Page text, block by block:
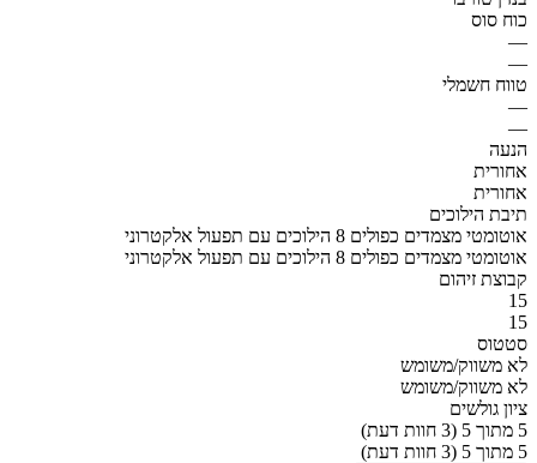
כוח סוס
—
—
טווח חשמלי
—
—
הנעה
אחורית
אחורית
תיבת הילוכים
אוטומטי מצמדים כפולים 8 הילוכים עם תפעול אלקטרוני
אוטומטי מצמדים כפולים 8 הילוכים עם תפעול אלקטרוני
קבוצת זיהום
15
15
סטטוס
לא משווק/משומש
לא משווק/משומש
ציון גולשים
5 מתוך 5 (3 חוות דעת)
5 מתוך 5 (3 חוות דעת)